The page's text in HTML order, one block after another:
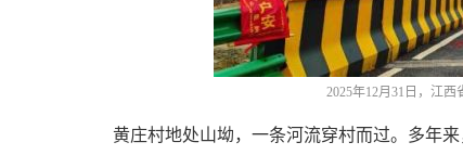
2025年12月31日，江
黄庄村地处山坳，一条河流穿村而过。多年来